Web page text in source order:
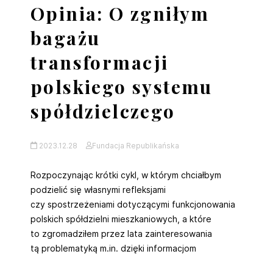
Opinia: O zgniłym
bagażu
transformacji
polskiego systemu
spółdzielczego
2023.12.28 Fundacja Republikańska
Rozpoczynając krótki cykl, w którym chciałbym
podzielić się własnymi refleksjami
czy spostrzeżeniami dotyczącymi funkcjonowania
polskich spółdzielni mieszkaniowych, a które
to zgromadziłem przez lata zainteresowania
tą problematyką m.in. dzięki informacjom